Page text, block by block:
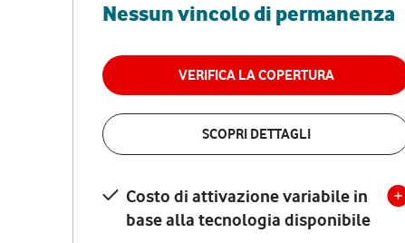
Nessun vincolo di permanenza
VERIFICA LA COPERTURA
SCOPRI DETTAGLI
Costo di attivazione variabile in
base alla tecnologia disponibile